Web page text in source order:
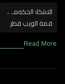
الابتكار الحكومي
قمة الويب قطر
Read More